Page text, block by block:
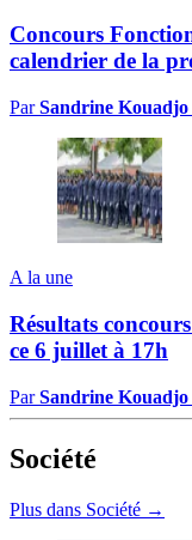
Concours
calendrier de la
ParSandrine Kouadjo
A la une
Résultats
ce 6 juillet à 17h
ParSandrine Kouadjo
Société
Plus dans Société →